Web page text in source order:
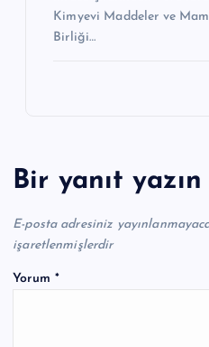
Kimyevi Maddeler ve
Birliği…
Bir yanıt yazın
E-posta adresiniz
işaretlenmişlerdir
Yorum *